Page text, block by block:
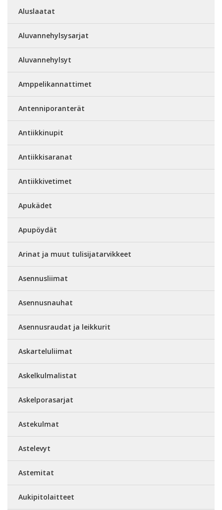
Aluslaatat
Aluvannehylsysarjat
Aluvannehylsyt
Amppelikannattimet
Antenniporanterät
Antiikkinupit
Antiikkisaranat
Antiikkivetimet
Apukädet
Apupöydät
Arinat ja muut tulisijatarvikkeet
Asennusliimat
Asennusnauhat
Asennusraudat ja leikkurit
Askarteluliimat
Askelkulmalistat
Askelporasarjat
Astekulmat
Astelevyt
Astemitat
Aukipitolaitteet